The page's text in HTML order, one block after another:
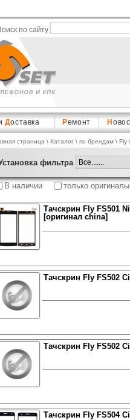
по сайту
Доставка Ремонт Н
страница \ Каталог\ по брендам \ Fly\
фильтра
В наличии только оригиналы
Тачскрин Fly FS501
[оригинал china]
Тачскрин Fly FS502
Тачскрин Fly FS502
Тачскрин Fly FS504